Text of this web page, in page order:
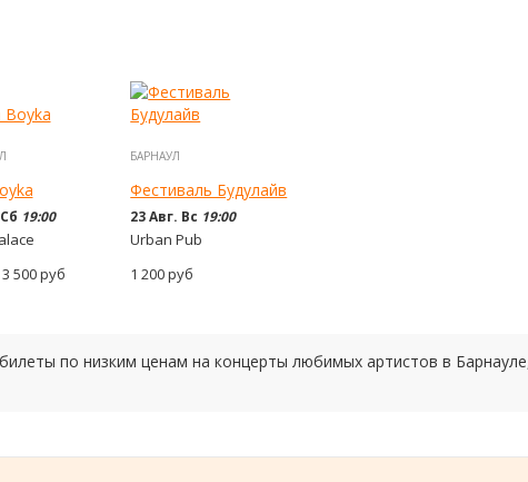
19:00
500руб
БАРНАУЛ
Фестиваль Будулайв
23 Авг. Вс 19:00
Urban Pub
1 200руб
по низким ценам на концерты любимых артистов в